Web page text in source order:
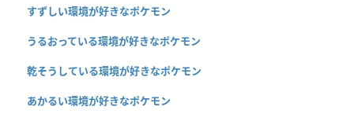
すずしい環境が好きなポケモン
うるおっている環境が好きなポケモン
乾そうしている環境が好きなポケモン
あかるい環境が好きなポケモン